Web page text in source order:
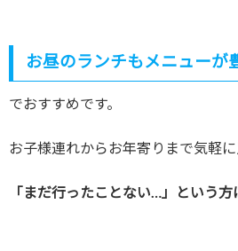
お昼のランチもメニューが
でおすすめです。
お子様連れからお年寄りまで気軽に
「まだ行ったことない…」という